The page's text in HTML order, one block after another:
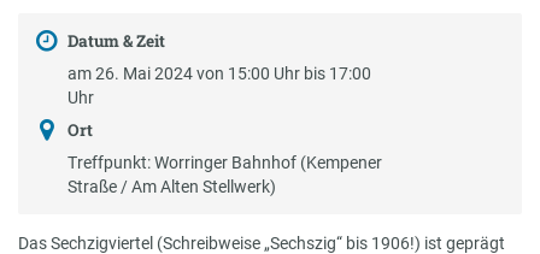
Datum & Zeit
am 26. Mai 2024 von 15:00 Uhr bis 17:00
Uhr
Ort
Treffpunkt: Worringer Bahnhof (Kempener
Straße / Am Alten Stellwerk)
Das Sechzigviertel (Schreibweise „Sechszig“ bis 1906!) ist geprägt